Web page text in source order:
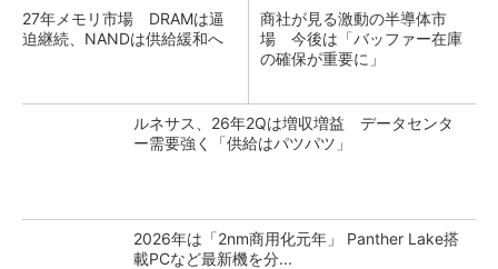
27年メモリ市場 DRAMは逼
迫継続、NANDは供給緩和へ
商社が見る激動の半導体市
場 今後は「バッファー在庫
の確保が重要に」
ルネサス、26年2Qは増収増益 データセンタ
ー需要強く「供給はパツパツ」
2026年は「2nm商用化元年」 Panther Lake搭
載PCなど最新機を分...